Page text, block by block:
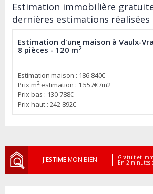
Estimation immobilière
dernières estimations réalisées
Estimation d'une maison à Vaulx-
8 pièces - 120 m2
Estimation maison : 186 840€
Prix m2 estimation : 1 557€ /m2
Prix bas : 130 788€
Prix haut : 242 892€
J'ESTIMEMON BIEN Gratuit et
En 2 minutes